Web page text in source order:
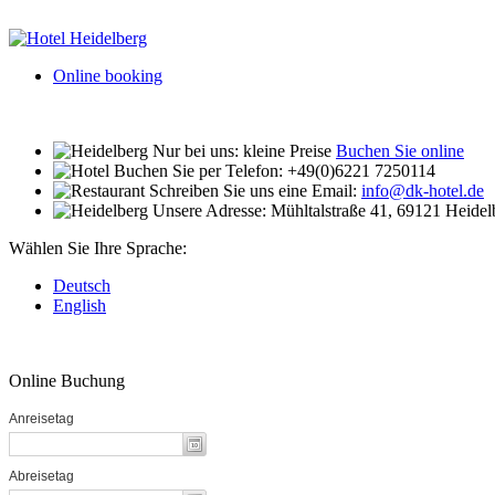
Online booking
Nur bei uns: kleine Preise Buchen Sie online
Buchen Sie per Telefon: +49(0)6221 7250114
Schreiben Sie uns eine Email: info@dk-hotel.de
Unsere Adresse: Mühltalstraße 41, 69121
Wählen Sie Ihre Sprache:
Deutsch
English
Online Buchung